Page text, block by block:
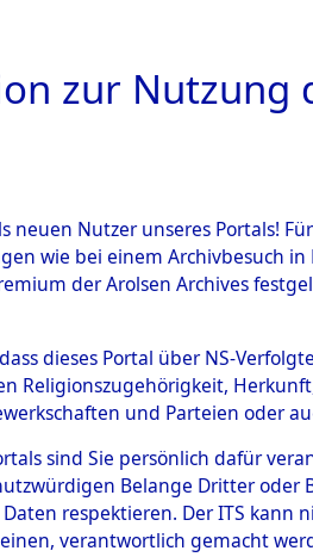
-
0146
zur Nutzung
neuen Nutzer unseres Portals!
wie bei einem Archivbesuch
der Arolsen Archives
dieses Portal über NS-
Religionszugehörigkeit,
und Parteien oder
sind Sie persönlich dafür
Belange Dritter
respektieren. Der ITS
verantwortlich gemacht